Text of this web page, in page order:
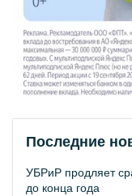
Последние
УБРиР продляет
до конца года